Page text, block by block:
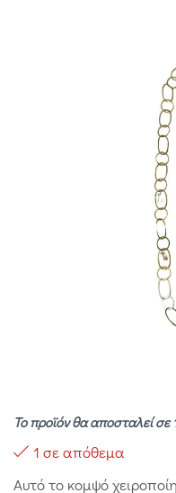
Το προϊόν θα αποσταλεί
1 σε απόθεμα
Αυτό το κομψό